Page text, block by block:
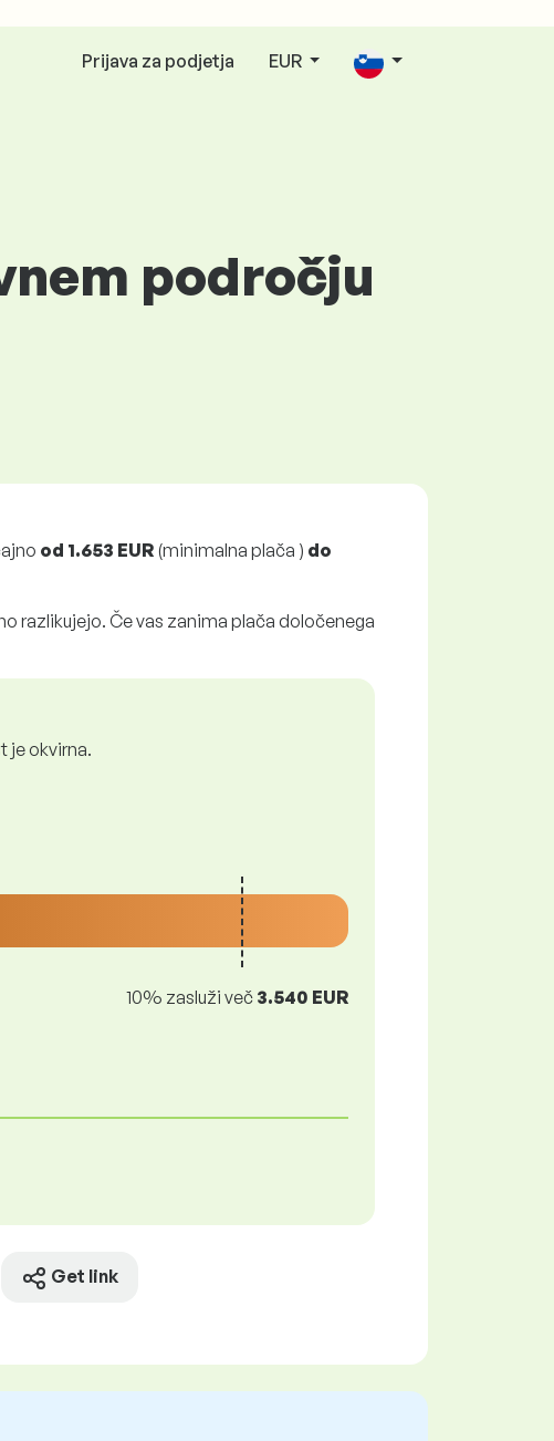
Prijava za podjetja EUR
področju
od 1.653 EUR (minimalna plača ) do
razlikujejo. Če vas zanima plača določenega
je okvirna.
10% zasluži več 3.540 EUR
Get link